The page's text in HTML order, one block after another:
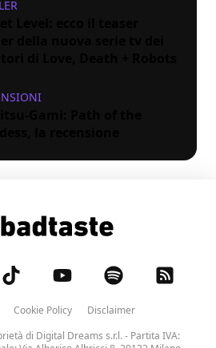
Level: ecco il teaser
della nuova serie tv dei
Gami: Path of the
la recensione
Cookie Policy
Disclaimer
di Digital Dreams s.r.l.- Partita IVA: